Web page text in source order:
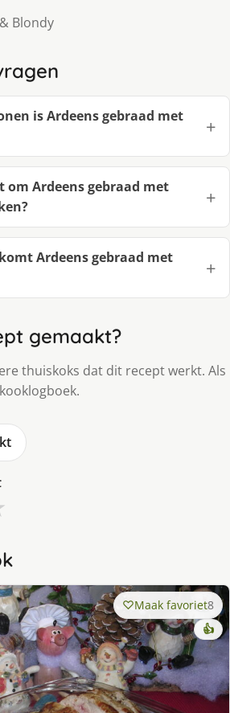
Blondy
is Ardeens gebraad met
om Ardeens gebraad met
Ardeens gebraad met
gemaakt?
thuiskoks dat dit recept werkt. Als
Maak favoriet8
👍